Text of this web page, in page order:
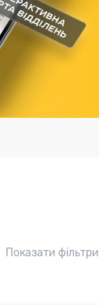
Маркет»
Показати фільтри